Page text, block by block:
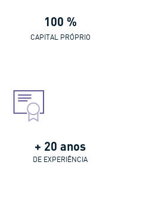
100 %
CAPITAL PRÓPRIO
+ 20 anos
DE EXPERIÊNCIA